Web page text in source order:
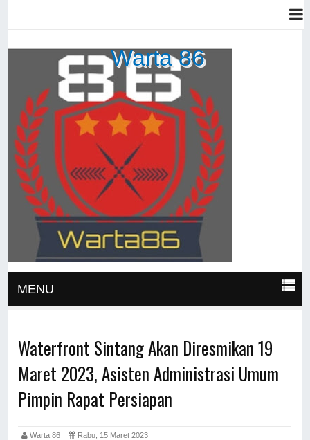
Warta 86
MENU
Waterfront Sintang Akan Diresmikan 19
Maret 2023, Asisten Administrasi Umum
Pimpin Rapat Persiapan
Warta 86 Rabu, 15 Maret 2023